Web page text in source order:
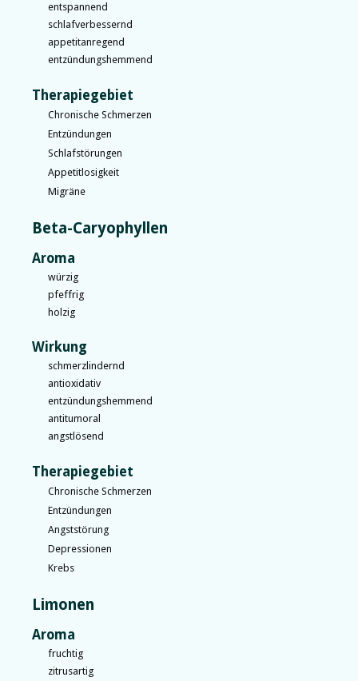
entspannend
schlafverbessernd
appetitanregend
entzündungshemmend
Therapiegebiet
Chronische Schmerzen
Entzündungen
Schlafstörungen
Appetitlosigkeit
Migräne
Beta-Caryophyllen
Aroma
würzig
pfeffrig
holzig
Wirkung
schmerzlindernd
antioxidativ
entzündungshemmend
antitumoral
angstlösend
Therapiegebiet
Chronische Schmerzen
Entzündungen
Angststörung
Depressionen
Krebs
Limonen
Aroma
fruchtig
zitrusartig